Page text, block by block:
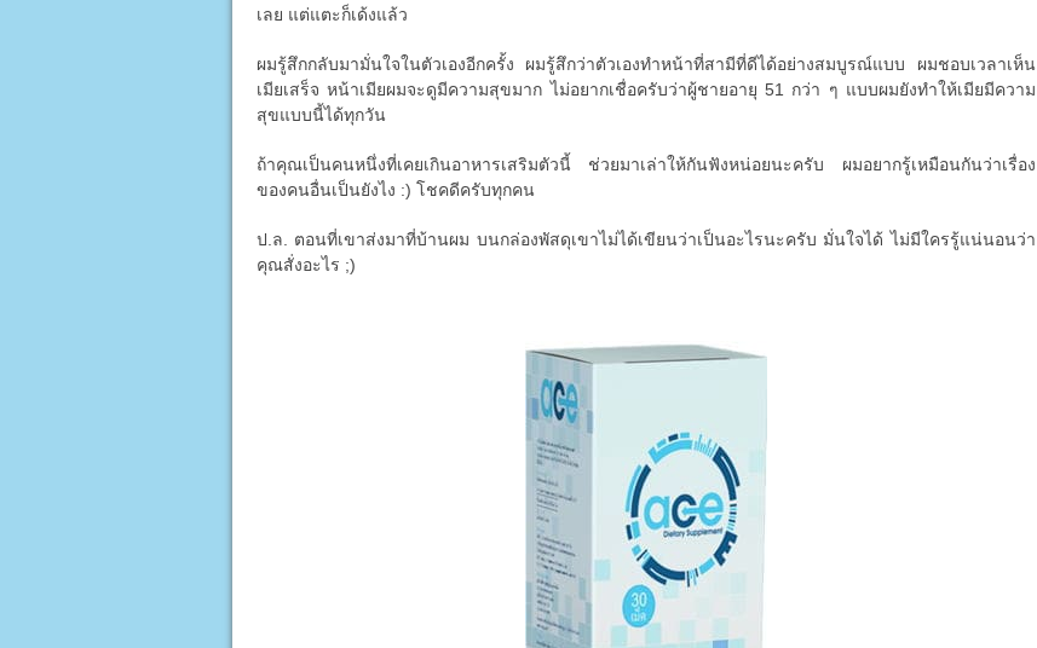
เลย แต่แตะก็เด้งแล้ว
ผมรู้สึกกลับมามั่นใจในตัวเองอีกครั้ง ผมรู้สึกว่าตัวเองทำหน้าที่สามีที่ดีได้อย่างสมบูรณ์แบบ ผมชอบเวลาเห็น
เมียเสร็จ หน้าเมียผมจะดูมีความสุขมาก ไม่อยากเชื่อครับว่าผู้ชายอายุ 51 กว่า ๆ แบบผมยังทำให้เมียมีความ
สุขแบบนี้ได้ทุกวัน
ถ้าคุณเป็นคนหนึ่งที่เคยเกินอาหารเสริมตัวนี้ ช่วยมาเล่าให้กันฟังหน่อยนะครับ ผมอยากรู้เหมือนกันว่าเรื่อง
ของคนอื่นเป็นยังไง :) โชคดีครับทุกคน
ป.ล. ตอนที่เขาส่งมาที่บ้านผม บนกล่องพัสดุเขาไม่ได้เขียนว่าเป็นอะไรนะครับ มั่นใจได้ ไม่มีใครรู้แน่นอนว่า
คุณสั่งอะไร ;)